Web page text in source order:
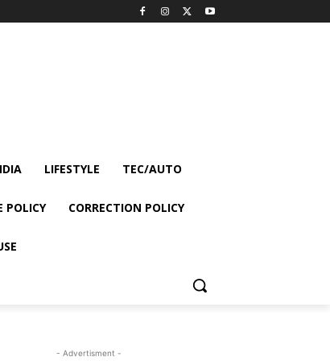
LIFESTYLE TEC/AUTO
POLICY CORRECTION POLICY
- Advertisment -